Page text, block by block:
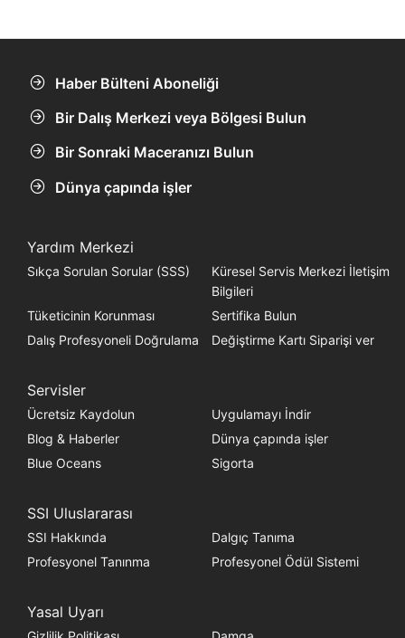
Haber Bülteni Aboneliği
Bir Dalış Merkezi veya Bölgesi Bulun
Bir Sonraki Maceranızı Bulun
Dünya çapında işler
Yardım Merkezi
Sıkça Sorulan Sorular (SSS)
Küresel Servis Merkezi İletişim
Bilgileri
Tüketicinin Korunması
Sertifika Bulun
Dalış Profesyoneli Doğrulama
Değiştirme Kartı Siparişi ver
Servisler
Ücretsiz Kaydolun
Uygulamayı İndir
Blog & Haberler
Dünya çapında işler
Blue Oceans
Sigorta
SSI Uluslararası
SSI Hakkında
Dalgıç Tanıma
Profesyonel Tanınma
Profesyonel Ödül Sistemi
Yasal Uyarı